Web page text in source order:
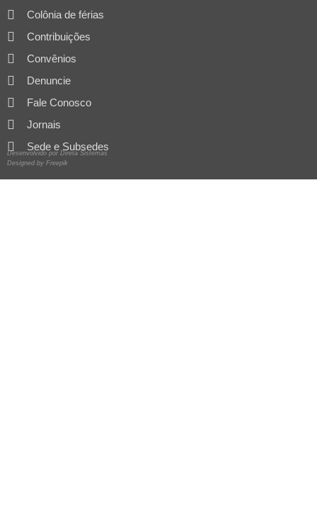
Colônia de férias
Contribuições
Convênios
Denuncie
Fale Conosco
Jornais
Sede e Subsedes
Desenvolvido por Direta Sistemas
Designed by Freepik